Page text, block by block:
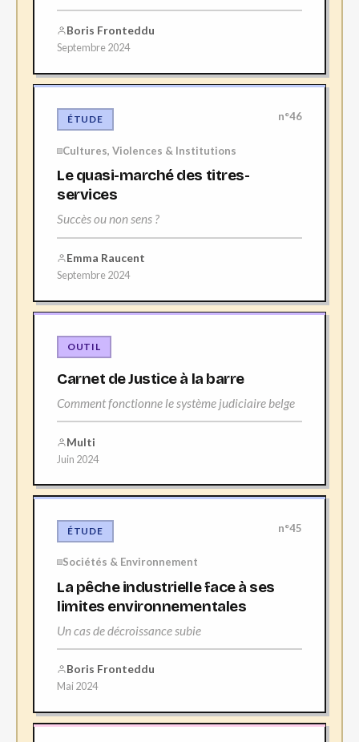
Boris Fronteddu
Septembre 2024
ÉTUDE n°46
Cultures, Violences & Institutions
Le quasi-marché des titres-
services
Succès ou non sens ?
Emma Raucent
Septembre 2024
OUTIL
Carnet de Justice à la barre
Comment fonctionne le système judiciaire belge
Multi
Juin 2024
ÉTUDE n°45
Sociétés & Environnement
La pêche industrielle face à ses
limites environnementales
Un cas de décroissance subie
Boris Fronteddu
Mai 2024